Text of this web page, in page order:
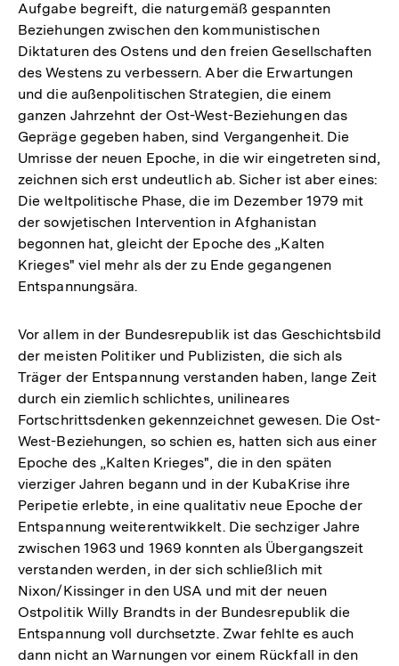
Aufgabe begreift, die naturgemäß gespannten
Beziehungen zwischen den kommunistischen
Diktaturen des Ostens und den freien Gesellschaften
des Westens zu verbessern. Aber die Erwartungen
und die außenpolitischen Strategien, die einem
ganzen Jahrzehnt der Ost-West-Beziehungen das
Gepräge gegeben haben, sind Vergangenheit. Die
Umrisse der neuen Epoche, in die wir eingetreten sind,
zeichnen sich erst undeutlich ab. Sicher ist aber eines:
Die weltpolitische Phase, die im Dezember 1979 mit
der sowjetischen Intervention in Afghanistan
begonnen hat, gleicht der Epoche des „Kalten
Krieges" viel mehr als der zu Ende gegangenen
Entspannungsära.
Vor allem in der Bundesrepublik ist das Geschichtsbild
der meisten Politiker und Publizisten, die sich als
Träger der Entspannung verstanden haben, lange Zeit
durch ein ziemlich schlichtes, unilineares
Fortschrittsdenken gekennzeichnet gewesen. Die Ost-
West-Beziehungen, so schien es, hatten sich aus einer
Epoche des „Kalten Krieges", die in den späten
vierziger Jahren begann und in der KubaKrise ihre
Peripetie erlebte, in eine qualitativ neue Epoche der
Entspannung weiterentwikkelt. Die sechziger Jahre
zwischen 1963 und 1969 konnten als Übergangszeit
verstanden werden, in der sich schließlich mit
Nixon/Kissinger in den USA und mit der neuen
Ostpolitik Willy Brandts in der Bundesrepublik die
Entspannung voll durchsetzte. Zwar fehlte es auch
dann nicht an Warnungen vor einem Rückfall in den